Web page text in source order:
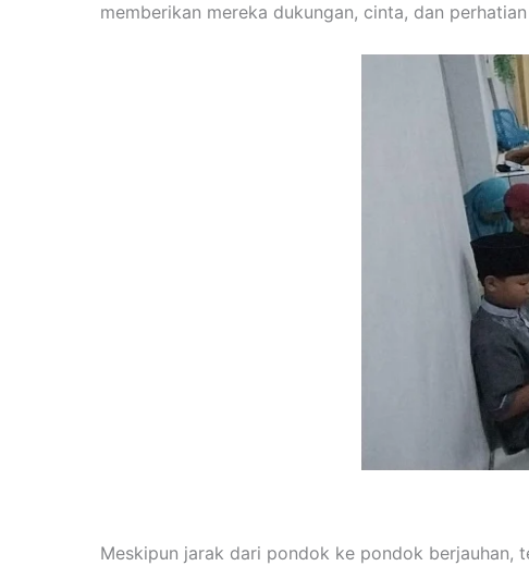
memberikan mereka dukungan, cinta, dan
Meskipun jarak dari pondok ke pondok berjauhan,